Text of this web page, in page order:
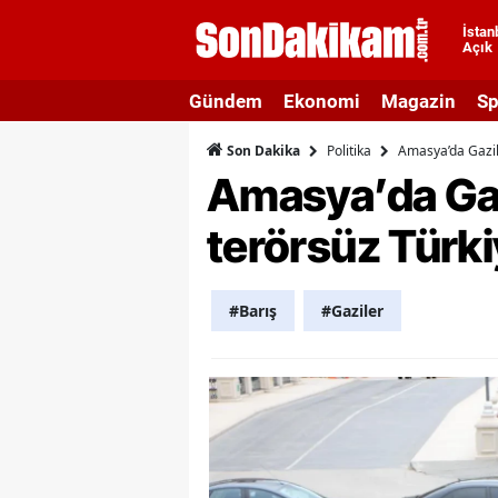
Açık
Gündem Ekonomi Magazin
Son Dakika Politika Amasya’da
Amasya’da
terörsüz
#Barış #Gaziler